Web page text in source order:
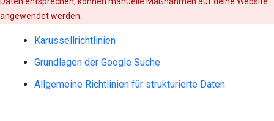
angewendet werden.
Karussellrichtlinien
Grundlagen der Google Suche
Allgemeine Richtlinien für strukturierte Daten